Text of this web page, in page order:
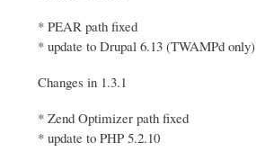
* PEAR path fixed
* update to Drupal 6.13 (TWAMPd only)
Changes in 1.3.1
* Zend Optimizer path fixed
* update to PHP 5.2.10